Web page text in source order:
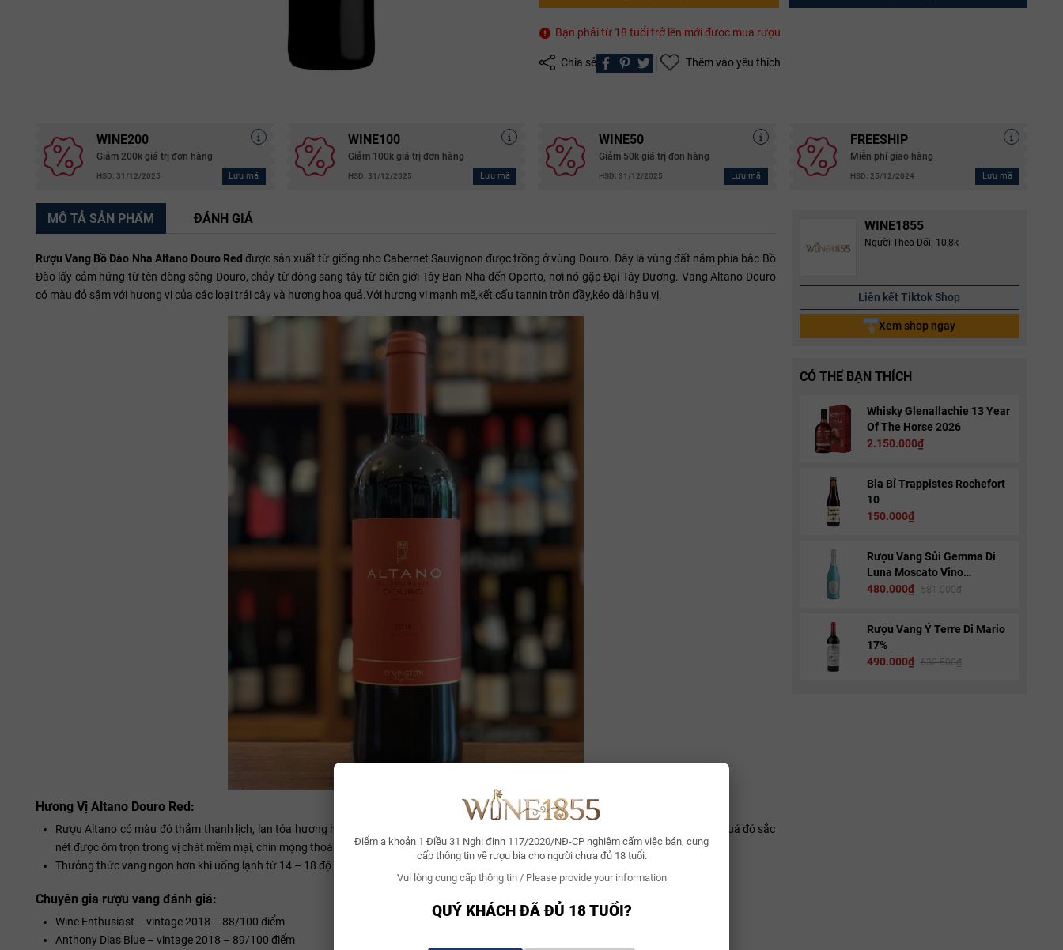
Điểm a khoản 1 Điều 31 Nghị định 117/2020/NĐ-CP nghiêm cấm việc bán, cung
cấp thông tin về rượu bia cho người chưa đủ 18 tuổi.
Vui lòng cung cấp thông tin / Please provide your information
QUÝ KHÁCH ĐÃ ĐỦ 18 TUỔI?
Bạn phải từ 18 tuổi trở lên mới được mua rượu
Chia sẻ Thêm vào yêu thích
WINE200
Giảm 200k giá trị đơn hàng
HSD: 31/12/2025 Lưu mã
WINE100
Giảm 100k giá trị đơn hàng
HSD: 31/12/2025 Lưu mã
WINE50
Giảm 50k giá trị đơn hàng
HSD: 31/12/2025 Lưu mã
FREESHIP
Miễn phí giao hàng
HSD: 25/12/2024 Lưu mã
Ngày hết hạn:
Điều kiện:
WINE1855
Người Theo Dõi: 10,8k
Liên kết Tiktok Shop
Xem shop ngay
CÓ THỂ BẠN THÍCH
Whisky Glenallachie 13 Year
Of The Horse 2026
2.150.000₫
Bia Bỉ Trappistes Rochefort
10
150.000₫
Rượu Vang Sủi Gemma Di
Luna Moscato Vino
Spumante
480.000₫ 581.000₫
Rượu Vang Ý Terre Di Mario
17%
490.000₫
632.500₫
MÔ TẢ SẢN PHẨM ĐÁNH GIÁ
Rượu Vang Bồ Đào Nha Altano Douro Red được sản xuất từ giống nho Cabernet Sauvignon được trồng ở vùng Douro. Đây là vùng đất nằm phía bắc Bồ
Đào lấy cảm hứng từ tên dòng sông Douro, chảy từ đông sang tây từ biên giới Tây Ban Nha đến Oporto, nơi nó gặp Đại Tây Dương. Vang Altano Douro
có màu đỏ sậm với hương vị của các loại trái cây và hương hoa quả.Với hương vị mạnh mẽ,kết cấu tannin tròn đầy,kéo dài hậu vị.
Hương Vị Altano Douro Red:
Rượu Altano có màu đỏ thắm thanh lịch, lan tỏa hương hoa và trái cây tươi. Vị rượu đầy đặn và mịn mượt như lụa, bùng nổ hương hoa quả đỏ sắc
nét được ôm trọn trong vị chát mềm mại, chín mọng thoáng chút gia vị cay. Rượu có cấu trúc đẹp và và vô cùng tinh tế.
Thưởng thức vang ngon hơn khi uống lạnh từ 14 – 18 độ C
Chuyên gia rượu vang đánh giá:
Wine Enthusiast – vintage 2018 – 88/100 điểm
Anthony Dias Blue – vintage 2018 – 89/100 điểm